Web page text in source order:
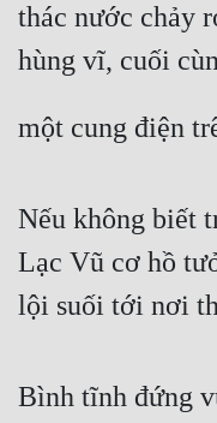
thác nước chảy
hùng vĩ, cuối
một cung điện
Nếu không biết
Lạc Vũ cơ hồ
lội suối tới nơi
Bình tĩnh đứng